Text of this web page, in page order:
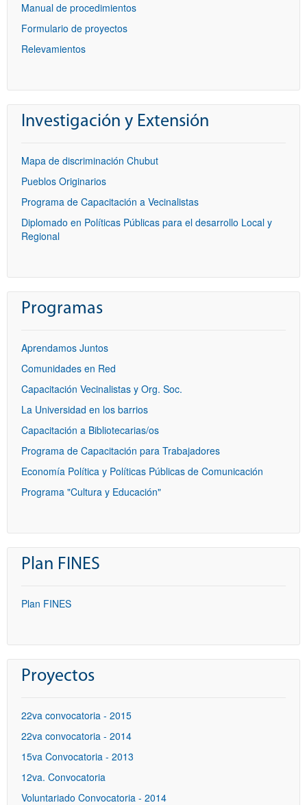
Manual de procedimientos
Formulario de proyectos
Relevamientos
Investigación y Extensión
Mapa de discriminación Chubut
Pueblos Originarios
Programa de Capacitación a Vecinalistas
Diplomado en Políticas Públicas para el desarrollo Local y
Regional
Programas
Aprendamos Juntos
Comunidades en Red
Capacitación Vecinalistas y Org. Soc.
La Universidad en los barrios
Capacitación a Bibliotecarias/os
Programa de Capacitación para Trabajadores
Economía Política y Políticas Públicas de Comunicación
Programa "Cultura y Educación"
Plan FINES
Plan FINES
Proyectos
22va convocatoria - 2015
22va convocatoria - 2014
15va Convocatoria - 2013
12va. Convocatoria
Voluntariado Convocatoria - 2014